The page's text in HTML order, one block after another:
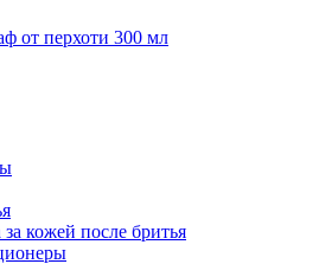
от перхоти 300 мл
кожей после бритья